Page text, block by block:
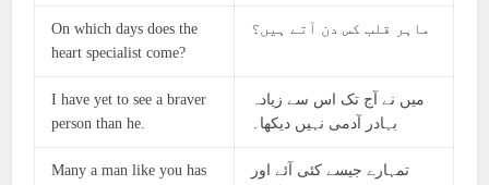
On which days does the
heart specialist come?
ماہر قلب کس دن آتے ہیں؟
I have yet to see a braver
person than he.
میں نے آج تک اس سے زیادہ
بہادر آدمی نہیں دیکھا۔
Many a man like you has
تمہارے جیسے کئی آئے اور